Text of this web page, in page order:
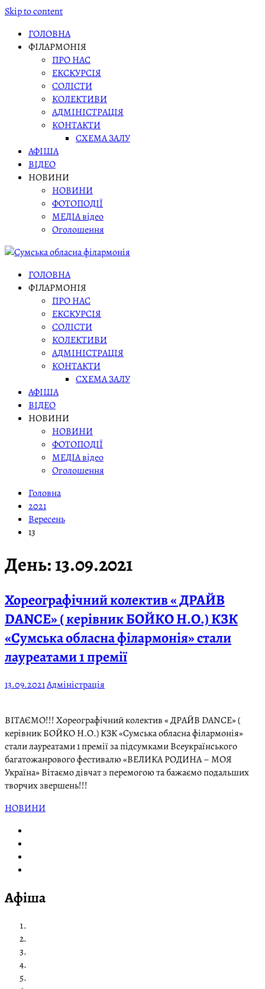
Skip to content
ГОЛОВНА
ФІЛАРМОНІЯ
ПРО НАС
ЕКСКУРСІЯ
СОЛІСТИ
КОЛЕКТИВИ
АДМІНІСТРАЦІЯ
КОНТАКТИ
СХЕМА ЗАЛУ
АФІША
ВІДЕО
НОВИНИ
НОВИНИ
ФОТОПОДІЇ
МЕДІА відео
Оголошення
ГОЛОВНА
ФІЛАРМОНІЯ
ПРО НАС
ЕКСКУРСІЯ
СОЛІСТИ
КОЛЕКТИВИ
АДМІНІСТРАЦІЯ
КОНТАКТИ
СХЕМА ЗАЛУ
АФІША
ВІДЕО
НОВИНИ
НОВИНИ
ФОТОПОДІЇ
МЕДІА відео
Оголошення
Головна
2021
Вересень
13
День:13.09.2021
Хореографічний колектив « ДРАЙВ
DANCE» ( керівник БОЙКО Н.О.) КЗК
«Сумська обласна філармонія» стали
лауреатами 1 премії
13.09.2021Адміністрація
ВІТАЄМО!!! Хореографічний колектив « ДРАЙВ DANCE» (
керівник БОЙКО Н.О.) КЗК «Сумська обласна філармонія»
стали лауреатами 1 премії за підсумками Всеукраїнського
багатожанрового фестивалю «ВЕЛИКА РОДИНА – МОЯ
Україна» Вітаємо дівчат з перемогою та бажаємо подальших
творчих звершень!!!
НОВИНИ
Афіша